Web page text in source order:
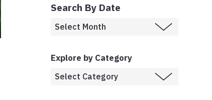
Search By Date
Explore by Category